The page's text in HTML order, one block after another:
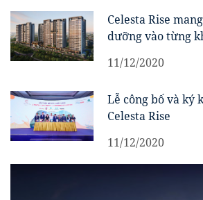
Celesta Rise
dưỡng vào từng
11/12/2020
Lễ công bố và ký
Celesta Rise
11/12/2020